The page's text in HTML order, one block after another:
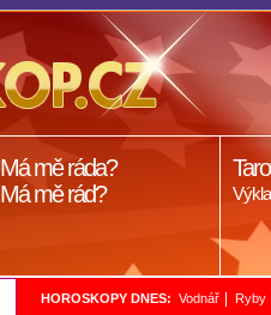
Má mě ráda?
Má mě rád?
HOROSKOPY DNES: Vodnář Ryby